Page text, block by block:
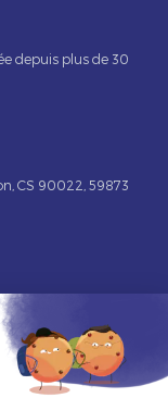
depuis plus de 30
CS 90022, 59873